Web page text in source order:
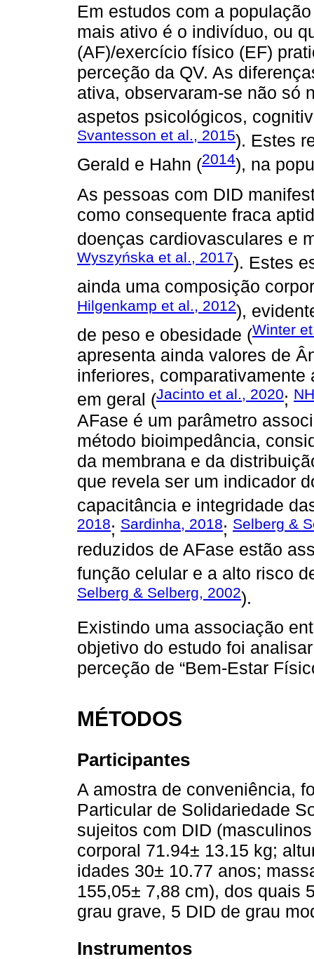
Em estudos com a
mais ativo é o indivíduo, ou
(AF)/exercício físico (EF)
perceção da QV. As
ativa, observaram-se não só
aspetos psicológicos,
Svantesson et al., 2015). Estes
Gerald e Hahn (2014), na
As pessoas com DID
como consequente fraca
doenças cardiovasculares e
Wyszyńska et al., 2017). Estes
ainda uma composição
Hilgenkamp et al., 2012),
de peso e obesidade (Winter
apresenta ainda valores de
inferiores,
em geral (Jacinto et al., 2020;
AFase é um parâmetro
método bioimpedância,
da membrana e da
que revela ser um indicador
capacitância e integridade
2018; Sardinha, 2018; Selberg &
reduzidos de AFase estão
função celular e a alto risco
Selberg & Selberg, 2002).
Existindo uma associação
objetivo do estudo foi
perceção de “Bem-Estar
MÉTODOS
Participantes
A amostra de conveniência,
Particular de Solidariedade
sujeitos com DID
corporal 71.94± 13.15 kg;
idades 30± 10.77 anos;
155,05± 7,88 cm), dos quais
grau grave, 5 DID de grau
Instrumentos